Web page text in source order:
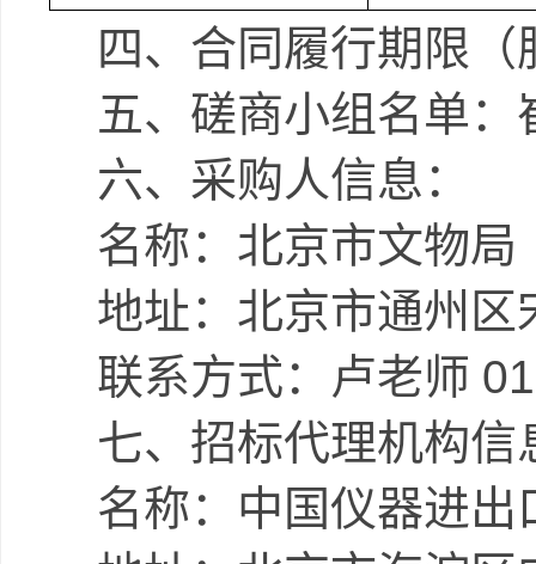
四、 合同履行期限（
五、 磋商小组名单：
六、 采购人信息：
名称：北京市文物局
地址：北京市通州区
联系方式：卢老师
七、 招标代理机构信
名称：中国仪器进出